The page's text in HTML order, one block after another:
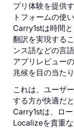
プリ体験を提供
トフォームの使
Carry1stは時間
翻訳を実現する
ンス語などの言
アプリレビュー
兆候を目の当た
これは、ユーザ
する方が快適だ
Carry1stは、ロ
Localizeを貴重